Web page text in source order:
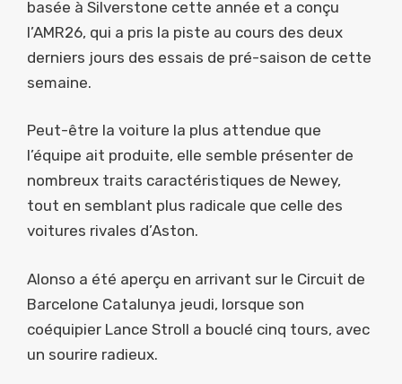
basée à Silverstone cette année et a conçu
l’AMR26, qui a pris la piste au cours des deux
derniers jours des essais de pré-saison de cette
semaine.
Peut-être la voiture la plus attendue que
l’équipe ait produite, elle semble présenter de
nombreux traits caractéristiques de Newey,
tout en semblant plus radicale que celle des
voitures rivales d’Aston.
Alonso a été aperçu en arrivant sur le Circuit de
Barcelone Catalunya jeudi, lorsque son
coéquipier Lance Stroll a bouclé cinq tours, avec
un sourire radieux.